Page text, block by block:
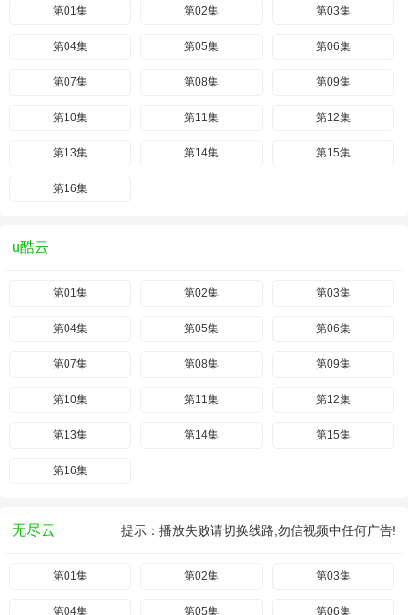
第01集 第02集 第03集
第04集 第05集 第06集
第07集 第08集 第09集
第10集 第11集 第12集
第13集 第14集 第15集
第16集
u酷云
第01集 第02集 第03集
第04集 第05集 第06集
第07集 第08集 第09集
第10集 第11集 第12集
第13集 第14集 第15集
第16集
无尽云 提示：播放失败请切换线路,勿信视频中任何广告!
第01集 第02集 第03集
第04集 第05集 第06集